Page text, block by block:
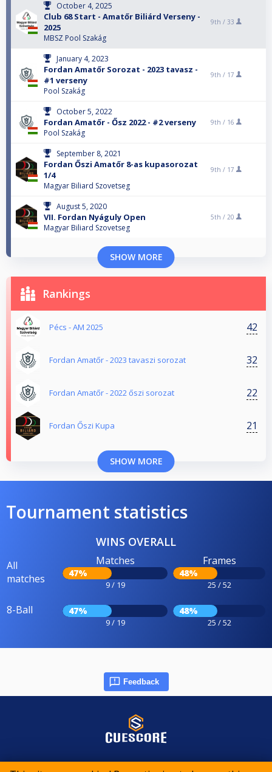
October 4, 2025
Club 68 Start - Amatőr Biliárd Verseny -
2025
MBSZ Pool Szakág
9th / 33
January 4, 2023
Fordan Amatőr Sorozat - 2023 tavasz -
#1 verseny
Pool Szakág
9th / 17
October 5, 2022
Fordan Amatőr - Ősz 2022 - #2 verseny
Pool Szakág
9th / 16
September 8, 2021
Fordan Őszi Amatőr 8-as kupasorozat
1/4
Magyar Biliard Szovetseg
9th / 17
August 5, 2020
VII. Fordan Nyáguly Open
Magyar Biliard Szovetseg
5th / 20
SHOW MORE
Rankings
Pécs - AM 2025 42
Fordan Amatőr - 2023 tavaszi sorozat 32
Fordan Amatőr - 2022 őszi sorozat 22
Fordan Őszi Kupa 21
SHOW MORE
Tournament statistics
WINS OVERALL
All
matches
Matches
47%
9 / 19
Frames
48%
25 / 52
8-Ball 47%
9 / 19
48%
25 / 52
Feedback